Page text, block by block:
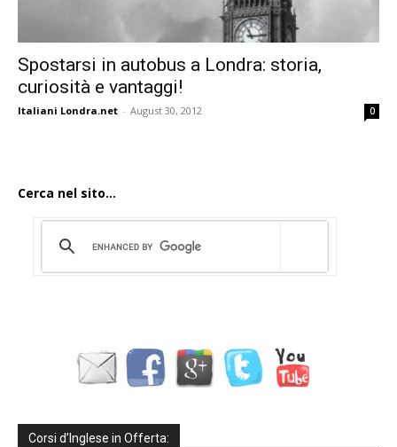
Spostarsi in autobus a Londra: storia,
curiosità e vantaggi!
Italiani Londra.net - August 30, 2012 0
Cerca nel sito...
Corsi d’Inglese in Offerta: